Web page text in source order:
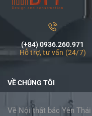
(+84) 0936.260.971
Hỗ trợ, tư vấn (24/7)
VỀ CHÚNG TÔI
Về Nội thất bắc Yên Thái